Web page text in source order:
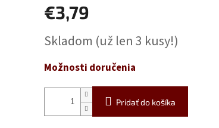
€3,79
cena:
Skladom (už len 3 kusy!)
Možnosti doručenia
Pridať do košíka